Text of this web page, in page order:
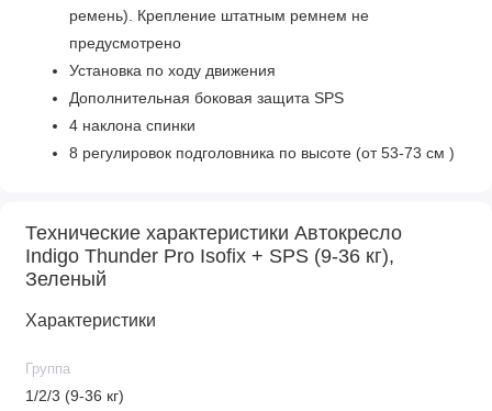
ремень). Крепление штатным ремнем не
предусмотрено
Установка по ходу движения
Дополнительная боковая защита SPS
4 наклона спинки
8 регулировок подголовника по высоте (от 53-73 см )
5-ти точечные ремни безопасности
Габариты
Габариты автокресла(ГхШхВ): 55 x 50 x 82 см
см
Высота подголовника: 53-73 см
Технические характеристики Автокресло
Indigo Thunder Pro Isofix + SPS (9-36 кг),
Зеленый
Характеристики
Группа
1/2/3 (9-36 кг)